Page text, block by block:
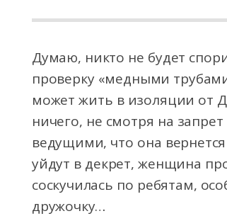
Думаю, никто не будет
проверку «медными
может жить в изоляции от
ничего, не смотря на
ведущими, что она
уйдут в декрет, женщина
соскучилась по ребятам,
дружочку…